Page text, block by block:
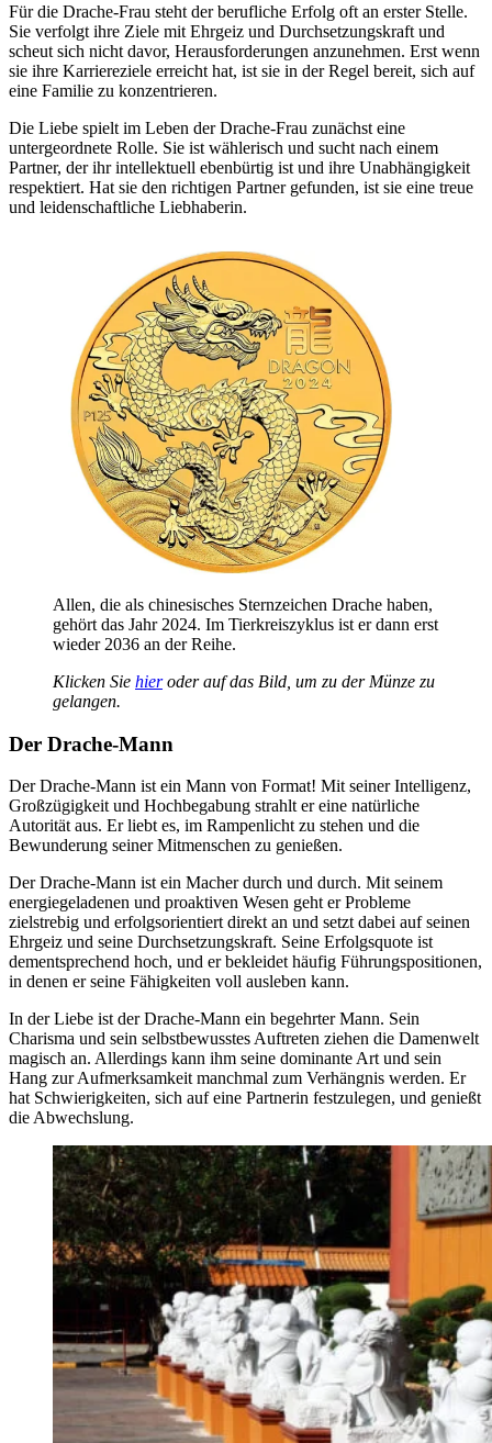
Für die Drache-Frau steht der berufliche Erfolg oft an erster Stelle.
Sie verfolgt ihre Ziele mit Ehrgeiz und Durchsetzungskraft und
scheut sich nicht davor, Herausforderungen anzunehmen. Erst wenn
sie ihre Karriereziele erreicht hat, ist sie in der Regel bereit, sich auf
eine Familie zu konzentrieren.
Die Liebe spielt im Leben der Drache-Frau zunächst eine
untergeordnete Rolle. Sie ist wählerisch und sucht nach einem
Partner, der ihr intellektuell ebenbürtig ist und ihre Unabhängigkeit
respektiert. Hat sie den richtigen Partner gefunden, ist sie eine treue
und leidenschaftliche Liebhaberin.
Allen, die als chinesisches Sternzeichen Drache haben,
gehört das Jahr 2024. Im Tierkreiszyklus ist er dann erst
wieder 2036 an der Reihe.
Klicken Sie hieroder auf das Bild, um zu der Münze zu
gelangen.
Der Drache-Mann
Der Drache-Mann ist ein Mann von Format! Mit seiner Intelligenz,
Großzügigkeit und Hochbegabung strahlt er eine natürliche
Autorität aus. Er liebt es, im Rampenlicht zu stehen und die
Bewunderung seiner Mitmenschen zu genießen.
Der Drache-Mann ist ein Macher durch und durch. Mit seinem
energiegeladenen und proaktiven Wesen geht er Probleme
zielstrebig und erfolgsorientiert direkt an und setzt dabei auf seinen
Ehrgeiz und seine Durchsetzungskraft. Seine Erfolgsquote ist
dementsprechend hoch, und er bekleidet häufig Führungspositionen,
in denen er seine Fähigkeiten voll ausleben kann.
In der Liebe ist der Drache-Mann ein begehrter Mann. Sein
Charisma und sein selbstbewusstes Auftreten ziehen die Damenwelt
magisch an. Allerdings kann ihm seine dominante Art und sein
Hang zur Aufmerksamkeit manchmal zum Verhängnis werden. Er
hat Schwierigkeiten, sich auf eine Partnerin festzulegen, und genießt
die Abwechslung.